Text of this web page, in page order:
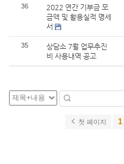
36
2022 연간 기부금 모
금액 및 활용실적 명세
서
35
상담소 7월 업무추진
비 사용내역 공고
첫 페이지 1